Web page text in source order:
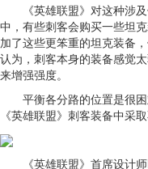
《英雄联盟》对这种涉及
中，有些刺客会购买一些坦
加了这些更笨重的坦克装备
认为，刺客本身的装备感觉
来增强强度。
平衡各分路的位置是很困
《英雄联盟》刺客装备中采
《英雄联盟》首席设计师